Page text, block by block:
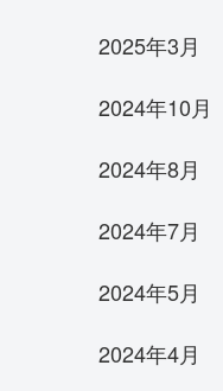
2025年3月
2024年10月
2024年8月
2024年7月
2024年5月
2024年4月